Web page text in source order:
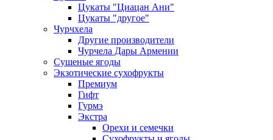
Цукаты "Циацан Ани"
Цукаты "другое"
Чурчхела
Другие производители
Чурчела Дары Армении
Сушеные ягоды
Экзотические сухофрукты
Премиум
Гифт
Гурмэ
Экстра
Орехи и семечки